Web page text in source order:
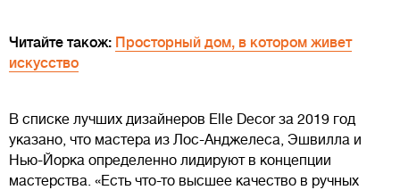
Читайте також: Просторный дом, в котором живет
искусство
В списке лучших дизайнеров Elle Decor за 2019 год
указано, что мастера из Лос-Анджелеса, Эшвилла и
Нью-Йорка определенно лидируют в концепции
мастерства. «Есть что-то высшее качество в ручных